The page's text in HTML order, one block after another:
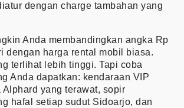
dengan charge tambahan yang
Anda membandingkan angka Rp
dengan harga rental mobil biasa.
terlihat lebih tinggi. Tapi coba
Anda dapatkan: kendaraan VIP
Alphard yang terawat, sopir
hafal setiap sudut Sidoarjo, dan